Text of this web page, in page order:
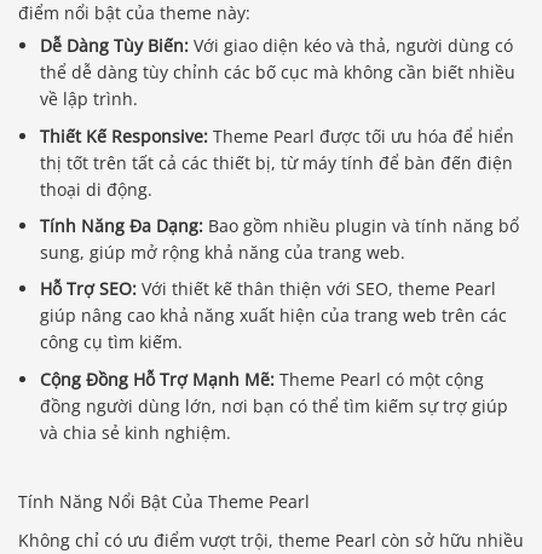
điểm nổi bật của theme này:
Dễ Dàng Tùy Biến: Với giao diện kéo và thả, người dùng có
thể dễ dàng tùy chỉnh các bố cục mà không cần biết nhiều
về lập trình.
Thiết Kế Responsive: Theme Pearl được tối ưu hóa để hiển
thị tốt trên tất cả các thiết bị, từ máy tính để bàn đến điện
thoại di động.
Tính Năng Đa Dạng: Bao gồm nhiều plugin và tính năng bổ
sung, giúp mở rộng khả năng của trang web.
Hỗ Trợ SEO: Với thiết kế thân thiện với SEO, theme Pearl
giúp nâng cao khả năng xuất hiện của trang web trên các
công cụ tìm kiếm.
Cộng Đồng Hỗ Trợ Mạnh Mẽ: Theme Pearl có một cộng
đồng người dùng lớn, nơi bạn có thể tìm kiếm sự trợ giúp
và chia sẻ kinh nghiệm.
Tính Năng Nổi Bật Của Theme Pearl
Không chỉ có ưu điểm vượt trội, theme Pearl còn sở hữu nhiều